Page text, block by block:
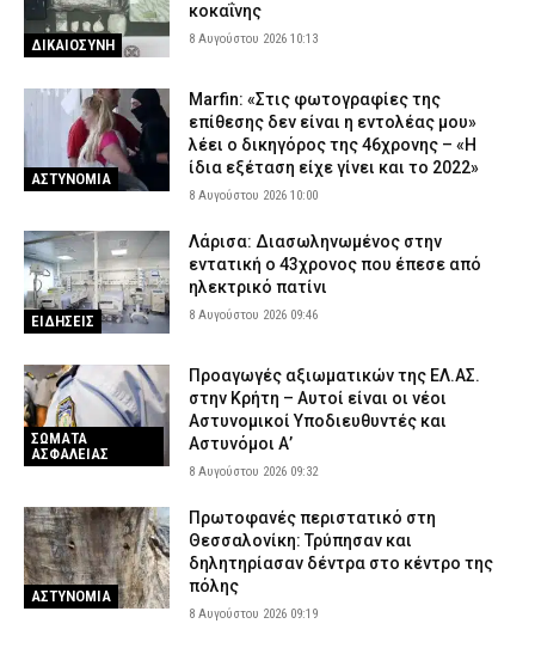
ΔΙΚΑΙΟΣΥΝΗ
κοκαΐνης
8 Αυγούστου 2026 10:13
ΑΣΤΥΝΟΜΙΑ
Marfin: «Στις φωτογραφίες της
επίθεσης δεν είναι η εντολέας μου»
λέει ο δικηγόρος της 46χρονης – «Η
ίδια εξέταση είχε γίνει και το 2022»
8 Αυγούστου 2026 10:00
ΕΙΔΗΣΕΙΣ
Λάρισα: Διασωληνωμένος στην
εντατική ο 43χρονος που έπεσε από
ηλεκτρικό πατίνι
8 Αυγούστου 2026 09:46
ΣΩΜΑΤΑ
ΑΣΦΑΛΕΙΑΣ
Προαγωγές αξιωματικών της ΕΛ.ΑΣ.
στην Κρήτη – Αυτοί είναι οι νέοι
Αστυνομικοί Υποδιευθυντές και
Αστυνόμοι Α’
8 Αυγούστου 2026 09:32
ΑΣΤΥΝΟΜΙΑ
Πρωτοφανές περιστατικό στη
Θεσσαλονίκη: Τρύπησαν και
δηλητηρίασαν δέντρα στο κέντρο της
πόλης
8 Αυγούστου 2026 09:19